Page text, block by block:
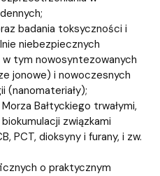
badania toksyczności i
niebezpiecznych
tym nowosyntezowanych
jonowe) i nowoczesnych
(nanomateriały);
Bałtyckiego trwałymi,
związkami
PCT, dioksyny i furany, i zw.
o praktycznym